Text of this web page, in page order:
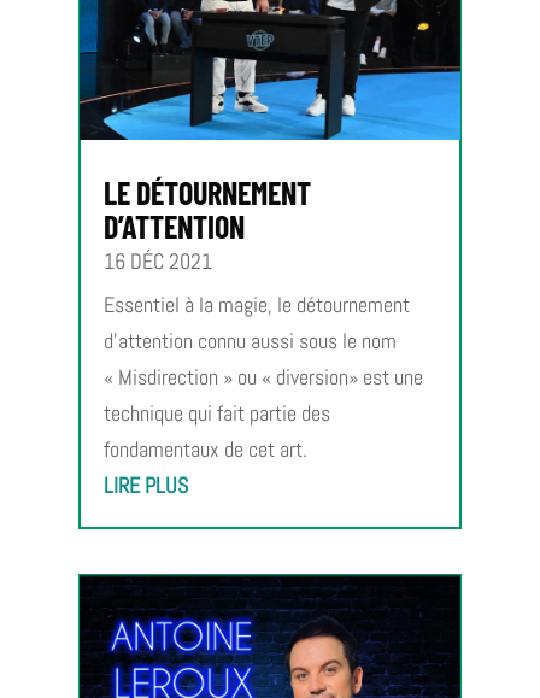
LE DÉTOURNEMENT
D’ATTENTION
16 DÉC 2021
Essentiel à la magie, le détournement
d’attention connu aussi sous le nom
« Misdirection » ou « diversion» est une
technique qui fait partie des
fondamentaux de cet art.
LIRE PLUS